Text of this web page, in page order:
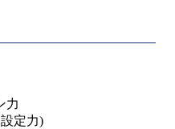
力
定力)